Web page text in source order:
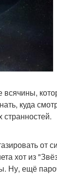
куда
от
хот из
Ну, ещё